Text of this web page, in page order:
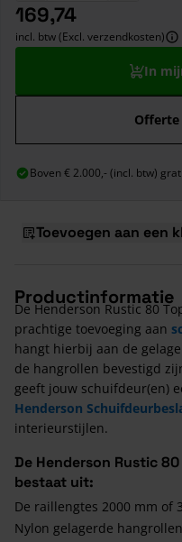
169,74
incl. btw (Excl. verzendkosten)
In
Offerte
Boven € 2.000,- (incl. btw)
Toevoegen aan een
Productinformatie
De Henderson Rustic 80
prachtige toevoeging aan
hangt hierbij aan de
de hangrollen bevestigd
geeft jouw schuifdeur(en)
Henderson
interieurstijlen.
De Henderson Rustic
bestaat uit:
De raillengtes 2000 mm of
Nylon gelagerde